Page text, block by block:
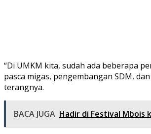
“Di UMKM kita, sudah ada beberapa
pasca migas, pengembangan SDM,
terangnya.
BACA JUGA Hadir di Festival Mbois